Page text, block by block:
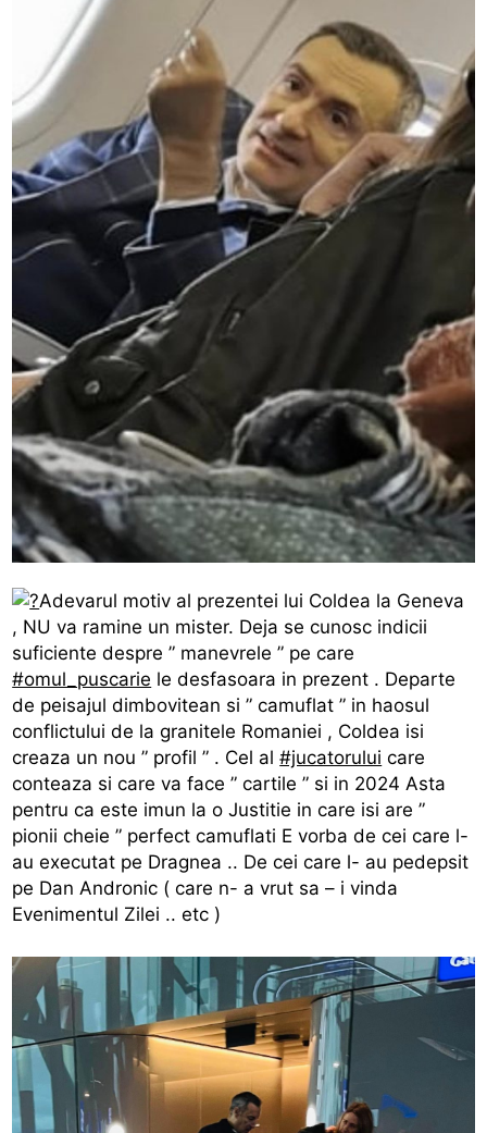
Adevarul motiv al prezentei lui Coldea la Geneva
, NU va ramine un mister. Deja se cunosc indicii
suficiente despre ” manevrele ” pe care
#omul_puscarie le desfasoara in prezent . Departe
de peisajul dimbovitean si ” camuflat ” in haosul
conflictului de la granitele Romaniei , Coldea isi
creaza un nou ” profil ” . Cel al#jucatorului care
conteaza si care va face ” cartile ” si in 2024 Asta
pentru ca este imun la o Justitie in care isi are ”
pionii cheie ” perfect camuflati E vorba de cei care l-
au executat pe Dragnea .. De cei care l- au pedepsit
pe Dan Andronic ( care n- a vrut sa – i vinda
Evenimentul Zilei .. etc )